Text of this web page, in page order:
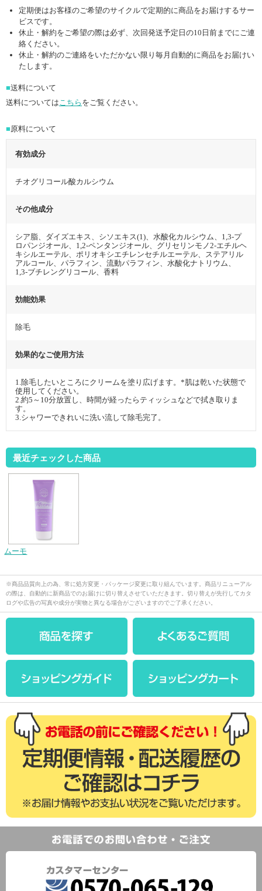
定期便はお客様のご希望のサイクルで定期的に商品をお届けするサー
ビスです。
休止・解約をご希望の際は必ず、次回発送予定日の10日前までにご連
絡ください。
休止・解約のご連絡をいただかない限り毎月自動的に商品をお届けい
たします。
■送料について
送料についてはこちら をご覧ください。
■原料について
有効成分
チオグリコール酸カルシウム
その他成分
シア脂、ダイズエキス、シソエキス(1)、水酸化カルシウム、1,3-プ
ロパンジオール、1,2-ペンタンジオール、グリセリンモノ2-エチルヘ
キシルエーテル、ポリオキシエチレンセチルエーテル、ステアリル
アルコール、パラフィン、流動パラフィン、水酸化ナトリウム、
1,3-ブチレングリコール、香料
効能効果
除毛
効果的なご使用方法
1.除毛したいところにクリームを塗り広げます。*肌は乾いた状態で
使用してください。
2.約5～10分放置し、時間が経ったらティッシュなどで拭き取りま
す。
3.シャワーできれいに洗い流して除毛完了。
最近チェックした商品
ムーモ
※商品品質向上の為、常に処方変更・パッケージ変更に取り組んでいます。商品リニューアル
の際は、自動的に新商品でのお届けに切り替えさせていただきます。切り替えが先行してカタ
ログや広告の写真や成分が実物と異なる場合がございますのでご了承ください。